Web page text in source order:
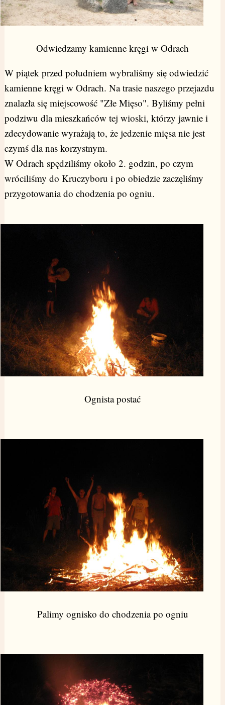
Odwiedzamy kamienne kręgi w Odrach
W piątek przed południem wybraliśmy się odwiedzić
kamienne kręgi w Odrach. Na trasie naszego przejazdu
znalazła się miejscowość "Złe Mięso". Byliśmy pełni
podziwu dla mieszkańców tej wioski, którzy jawnie i
zdecydowanie wyrażają to, że jedzenie mięsa nie jest
czymś dla nas korzystnym.
W Odrach spędziliśmy około 2. godzin, po czym
wróciliśmy do Kruczyboru i po obiedzie zaczęliśmy
przygotowania do chodzenia po ogniu.
Ognista postać
Palimy ognisko do chodzenia po ogniu